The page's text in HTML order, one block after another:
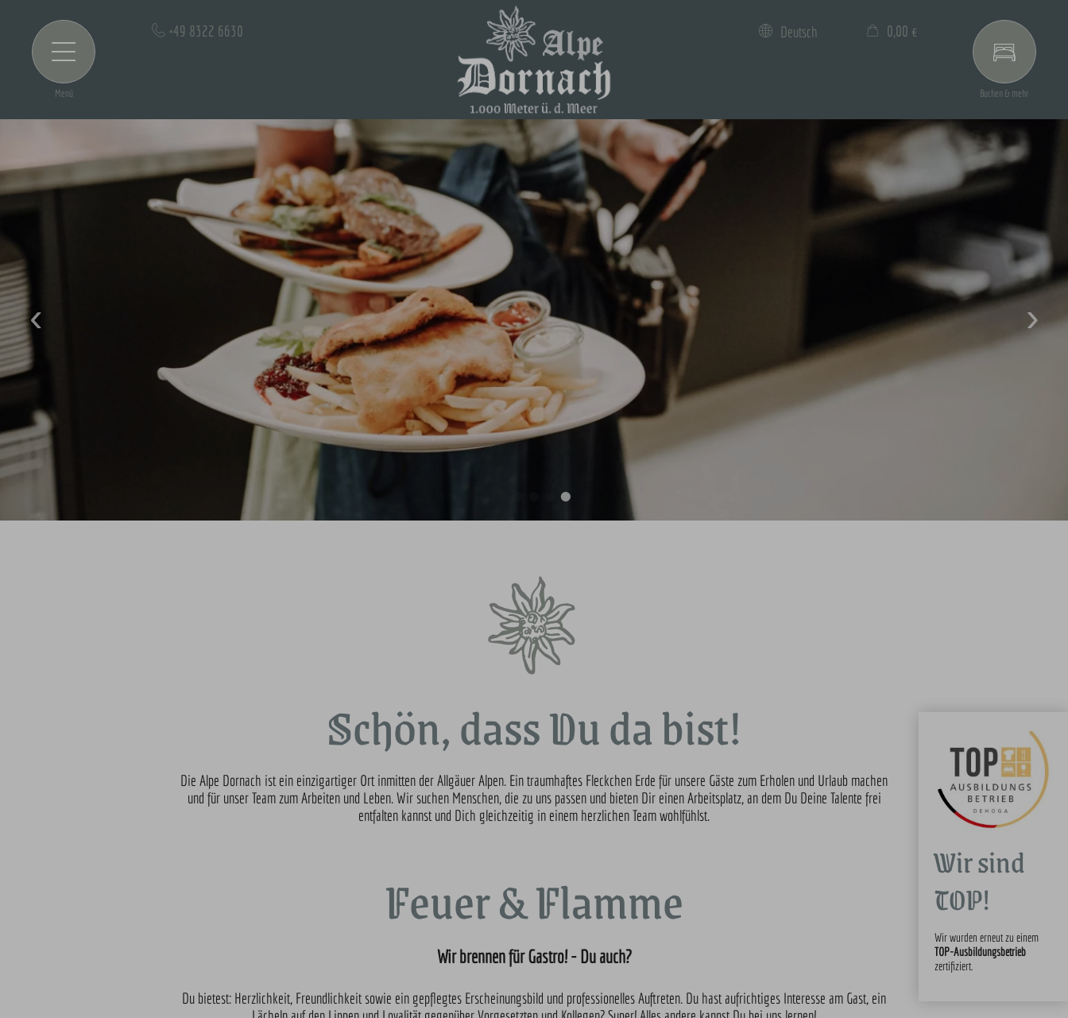
Menü Buchen & mehr
Deutsch 0,00 €
+49 8322 6630
Schön, dass Du da bist!
Die Alpe Dornach ist ein einzigartiger Ort inmitten der Allgäuer Alpen. Ein traumhaftes Fleckchen Erde für unsere Gäste zum Erholen und Urlaub machen
und für unser Team zum Arbeiten und Leben. Wir suchen Menschen, die zu uns passen und bieten Dir einen Arbeitsplatz, an dem Du Deine Talente frei
entfalten kannst und Dich gleichzeitig in einem herzlichen Team wohlfühlst.
Feuer & Flamme
Wir brennen für Gastro! - Du auch?
Du bietest: Herzlichkeit, Freundlichkeit sowie ein gepflegtes Erscheinungsbild und professionelles Auftreten. Du hast aufrichtiges Interesse am Gast, ein
Wir sind
TOP!
Wir wurden erneut zu einem
TOP-Ausbildungsbetrieb
zertifiziert.